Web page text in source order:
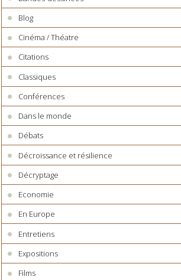
Blog
Cinéma / Théatre
Citations
Classiques
Conférences
Dans le monde
Débats
Décroissance et résilience
Décryptage
Economie
En Europe
Entretiens
Expositions
Films